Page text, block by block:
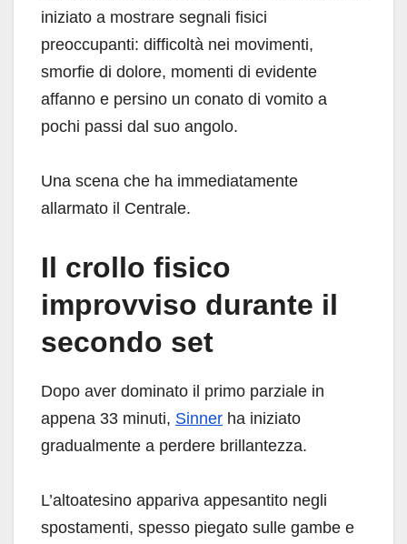
iniziato a mostrare segnali fisici
preoccupanti: difficoltà nei movimenti,
smorfie di dolore, momenti di evidente
affanno e persino un conato di vomito a
pochi passi dal suo angolo.
Una scena che ha immediatamente
allarmato il Centrale.
Il crollo fisico
improvviso durante il
secondo set
Dopo aver dominato il primo parziale in
appena 33 minuti, Sinner ha iniziato
gradualmente a perdere brillantezza.
L’altoatesino appariva appesantito negli
spostamenti, spesso piegato sulle gambe e